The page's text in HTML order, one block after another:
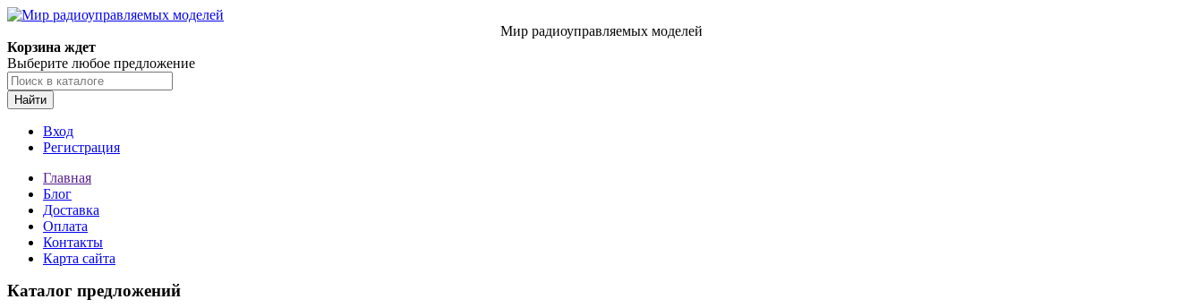
Мир радиоуправляемых моделей
Корзина ждет
Выберите любое предложение
Найти
Вход
Регистрация
Главная
Блог
Доставка
Оплата
Контакты
Карта сайта
Каталог предложений